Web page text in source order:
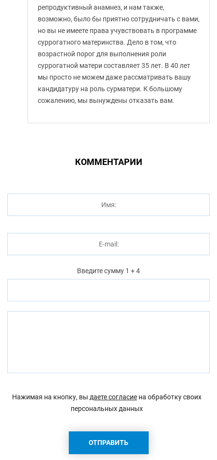
репродуктивный анамнез, и нам также,
возможно, было бы приятно сотрудничать с вами,
но вы не имеете права учувствовать в программе
суррогатного материнства. Дело в том, что
возрастной порог для выполнения роли
суррогатной матери составляет 35 лет. В 40 лет
мы просто не можем даже рассматривать вашу
кандидатуру на роль сурматери. К большому
сожалению, мы вынуждены отказать вам.
КОММЕНТАРИИ
Введите сумму 1 + 4
Нажимая на кнопку, вы даете согласиена обработку своих
персональных данных